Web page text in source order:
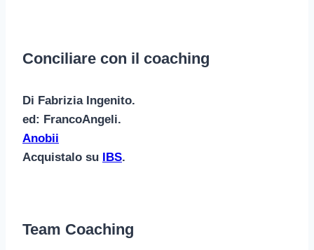
Conciliare con il coaching
Di Fabrizia Ingenito.
ed: FrancoAngeli.
Anobii
Acquistalo su IBS.
Team Coaching